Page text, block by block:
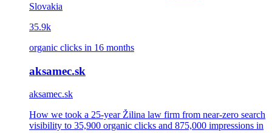
Slovakia
35.9k
organic clicks in 16 months
aksamec.sk
aksamec.sk
How we took a 25-year Žilina law firm from near-zero search
visibility to 35,900 organic clicks and 875,000 impressions in